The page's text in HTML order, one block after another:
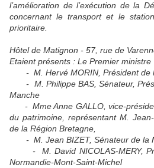
l’amélioration de l’exécution de la
concernant le transport et le
prioritaire.
Hôtel de Matignon - 57, rue de
Etaient présents : Le Premier ministre
- M. Hervé MORIN, Président de
- M. Philippe BAS, Sénateur,
Manche
- Mme Anne GALLO, vice-
du patrimoine, représentant M.
de la Région Bretagne,
- M. Jean BIZET, Sénateur de la
- M. David NICOLAS-MERY,
Normandie-Mont-Saint-Michel